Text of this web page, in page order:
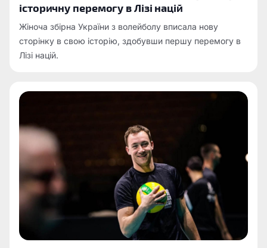
історичну перемогу в Лізі націй
Жіноча збірна України з волейболу вписала нову
сторінку в свою історію, здобувши першу перемогу в
Лізі націй.